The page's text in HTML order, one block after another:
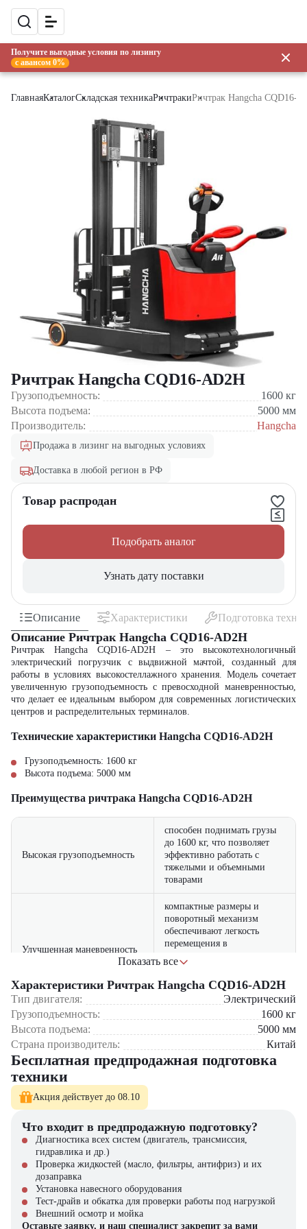
Получите выгодные условия по лизингу
с авансом 0%
ГлавнаяКаталогСкладская техникаРичтракиРичтрак Hangcha CQD16-
Ричтрак Hangcha CQD16-AD2H
Грузоподъемность: 1600 кг
Высота подъема:
5000 мм
Производитель:
Hangcha
Продажа в лизинг на выгодных условиях
Доставка в любой регион в РФ
Товар распродан
Подобрать аналог
Узнать дату поставки
Описание Характеристики Подготовка
Описание Ричтрак Hangcha CQD16-AD2H
Ричтрак Hangcha CQD16-AD2H – это высокотехнологичный
электрический погрузчик с выдвижной мачтой, созданный для
работы в условиях высокостеллажного хранения. Модель сочетает
увеличенную грузоподъемность с превосходной маневренностью,
что делает ее идеальным выбором для современных логистических
центров и распределительных терминалов.
Технические характеристики Hangcha CQD16-AD2H
Грузоподъемность: 1600 кг
Высота подъема: 5000 мм
Преимущества ричтрака Hangcha CQD16-AD2H
Высокая грузоподъемность
способен поднимать грузы
до 1600 кг, что позволяет
эффективно работать с
тяжелыми и объемными
товарами
Улучшенная маневренность
компактные размеры и
поворотный механизм
обеспечивают легкость
перемещения в
пространствах, что особенно
важно в современных
складах
Современные технологии
оснащен передовыми
системами управления и
функции автоматической
стабилизации, что
Энергоэффективность
использует
высокоэффективные
обеспечивают длительное
затраты на электроэнергию
Где применяется ричтрак Hangcha CQD16-AD2H?
Показать все
Характеристики Ричтрак Hangcha CQD16-AD2H
Тип двигателя:
Электрический
Грузоподъемность:
1600 кг
Высота подъема:
5000 мм
Страна производитель:
Китай
Бесплатная предпродажная подготовка
техники
Акция действует до 08.10
Что входит в предпродажную подготовку?
Диагностика всех систем (двигатель, трансмиссия,
гидравлика и др.)
Проверка жидкостей (масло, фильтры, антифриз) и их
дозаправка
Установка навесного оборудования
Тест-драйв и обкатка для проверки работы под нагрузкой
Внешний осмотр и мойка
Оставьте заявку, и наш специалист закрепит за вами